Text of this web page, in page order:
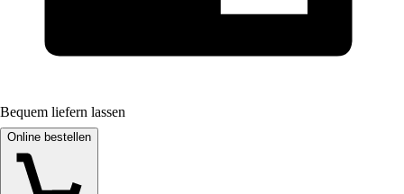
Bequem liefern lassen
Online bestellen